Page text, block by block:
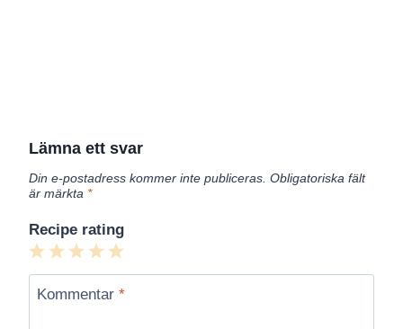
Lämna ett svar
Din e-postadress kommer inte publiceras. Obligatoriska fält
är märkta *
Recipe rating
5
Stars
4
Stars
3
Stars
2
Stars
1
Star
Kommentar *